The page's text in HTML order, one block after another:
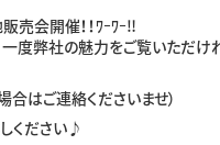
売会開催！！ﾜｰﾜｰ‼︎
度弊社の魅力をご覧いただけ
はご連絡くださいませ）
ください♪